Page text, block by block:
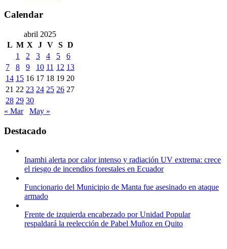
Calendar
abril 2025
L M X J V S D
1
2 3 4 5
6
7
8 9 10 11 12 13
14 15 16 17 18 19 20
21 22 23 24 25 26 27
28 29 30
« Mar
May »
Destacado
Inamhi alerta por calor intenso y radiación UV extrema: crece
el riesgo de incendios forestales en Ecuador
Funcionario del Municipio de Manta fue asesinado en ataque
armado
Frente de izquierda encabezado por Unidad Popular
respaldará la reelección de Pabel Muñoz en Quito